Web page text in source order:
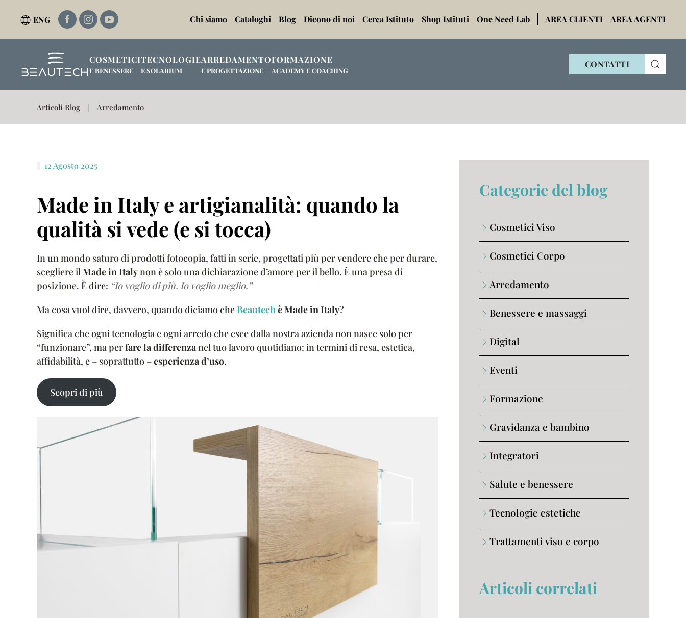
Passa al contenuto principale
ENG Chi siamo Cataloghi Blog Dicono di noi Cerca Istituto Shop Istituti One Need Lab AREA CLIENTI AREA AGENTI
COSMETICI
E BENESSERE
TECNOLOGIE
E SOLARIUM
ARREDAMENTO
E PROGETTAZIONE
FORMAZIONE
ACADEMY E COACHING
CONTATTI
Articoli Blog Arredamento
12 Agosto 2025
Made in Italy e artigianalità: quando la
qualità si vede (e si tocca)
In un mondo saturo di prodotti fotocopia, fatti in serie, progettati più per vendere che per durare,
scegliere ilMade in Italynon è solo una dichiarazione d’amore per il bello. È una presa di
posizione. È dire: “Io voglio di più. Io voglio meglio.”
Ma cosa vuol dire, davvero, quando diciamo cheBeautechè Made in Italy?
Significa che ogni tecnologia e ogni arredo che esce dalla nostra azienda non nasce solo per
“funzionare”, ma perfare la differenzanel tuo lavoro quotidiano: in termini di resa, estetica,
affidabilità, e – soprattutto –esperienza d’uso.
Scopri di più
Categorie del blog
Cosmetici Viso
Cosmetici Corpo
Arredamento
Benessere e massaggi
Digital
Eventi
Formazione
Gravidanza e bambino
Integratori
Salute e benessere
Tecnologie estetiche
Trattamenti viso e corpo
Articoli correlati